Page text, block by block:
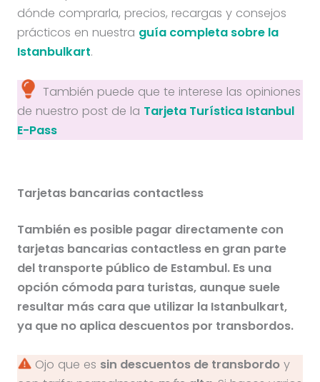
dónde comprarla, precios, recargas y consejos
prácticos en nuestra guía completa sobre la
Istanbulkart.
También puede que te interese las opiniones
de nuestro post de la Tarjeta Turística Istanbul
E-Pass
Tarjetas bancarias contactless
También es posible pagar directamente con
tarjetas bancarias contactless en gran parte
del transporte público de Estambul. Es una
opción cómoda para turistas, aunque suele
resultar más cara que utilizar la Istanbulkart,
ya que no aplica descuentos por transbordos.
Ojo que es sin descuentos de transbordo y